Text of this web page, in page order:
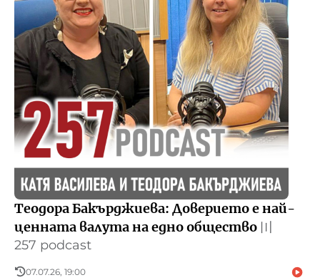
Теодора Бакърджиева: Доверието е най-
ценната валута на едно общество 〣
257 podcast
07.07.26, 19:00